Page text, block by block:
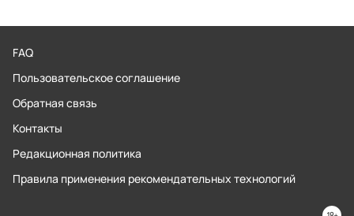
FAQ
Пользовательское соглашение
Обратная связь
Контакты
Редакционная политика
Правила применения рекомендательных технологий